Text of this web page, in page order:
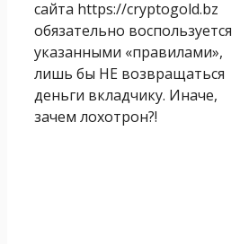
сайта https://cryptogold.bz
обязательно воспользуется
указанными «правилами»,
лишь бы НЕ возвращаться
деньги вкладчику. Иначе,
зачем лохотрон?!